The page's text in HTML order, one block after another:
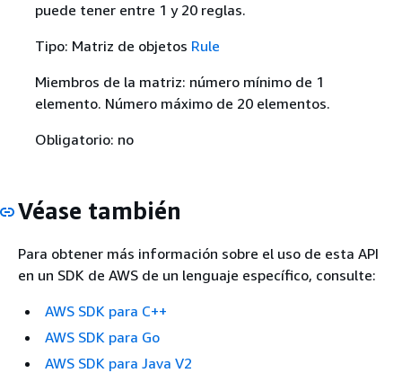
puede tener entre 1 y 20 reglas.
Tipo: Matriz de objetos Rule
Miembros de la matriz: número mínimo de 1
elemento. Número máximo de 20 elementos.
Obligatorio: no
Véase también
Para obtener más información sobre el uso de esta API
en un SDK de AWS de un lenguaje específico, consulte:
AWS SDK para C++
AWS SDK para Go
AWS SDK para Java V2